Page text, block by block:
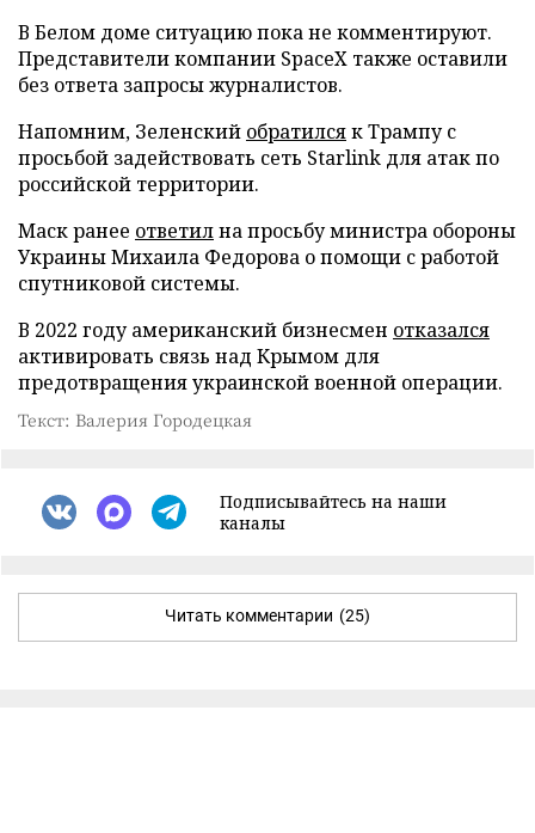
В Белом доме ситуацию пока не комментируют.
Представители компании SpaceX также оставили
без ответа запросы журналистов.
Напомним, Зеленский обратилсяк Трампу с
просьбой задействовать сеть Starlink для атак по
российской территории.
Маск ранее ответилна просьбу министра обороны
Украины Михаила Федорова о помощи с работой
спутниковой системы.
В 2022 году американский бизнесмен отказался
активировать связь над Крымом для
предотвращения украинской военной операции.
Текст: Валерия Городецкая
Подписывайтесь на наши
каналы
Читать комментарии (25)